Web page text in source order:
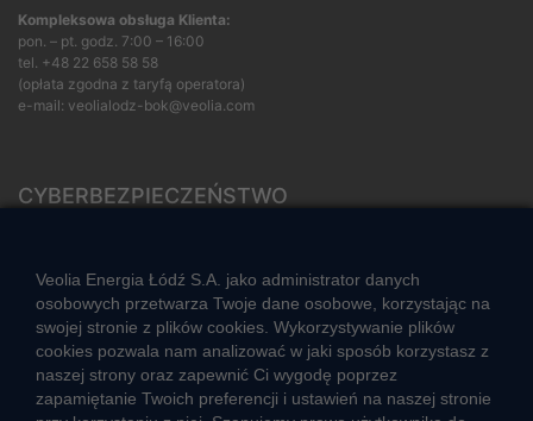
Kompleksowa obsługa Klienta:
pon. – pt. godz. 7:00 – 16:00
tel. +48 22 658 58 58
(opłata zgodna z taryfą operatora)
e-mail: veolialodz-bok@veolia.com
CYBERBEZPIECZEŃSTWO
CIEPŁO SYSTEMOWE
Zalety ciepła systemowego
Veolia Energia Łódź S.A. jako administrator danych
osobowych przetwarza Twoje dane osobowe, korzystając na
swojej stronie z plików cookies. Wykorzystywanie plików
cookies pozwala nam analizować w jaki sposób korzystasz z
naszej strony oraz zapewnić Ci wygodę poprzez
zapamiętanie Twoich preferencji i ustawień na naszej stronie